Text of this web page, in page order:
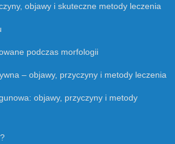
objawy i skuteczne metody leczenia
podczas morfologii
– objawy, przyczyny i metody leczenia
objawy, przyczyny i metody